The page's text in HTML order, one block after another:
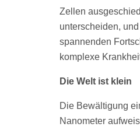
Zellen
unterscheiden,
spannenden
komplexe
Die Welt ist klein
Die Bewältigung
Nanometer